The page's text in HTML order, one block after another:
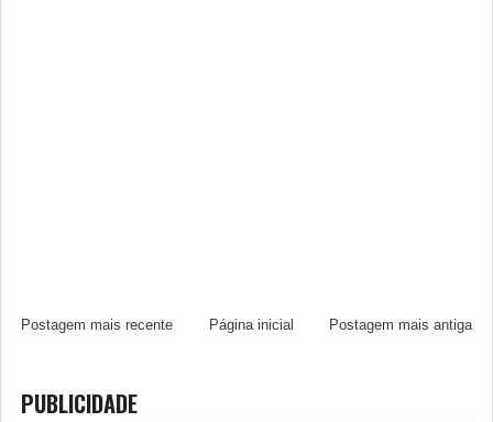
Postagem mais recente Postagem mais antiga
Página inicial
PUBLICIDADE